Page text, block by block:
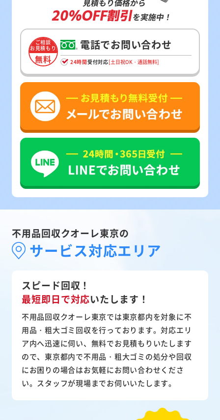
見積もり価格から
20%OFF割引を実施中！
ご相談
お見積もり
無料
電話でお問い合わせ
24時間受付対応[土日祝OK・通話無料]
不用品回収クオーレ東京の
サービス対応エリア
スピード回収！
最短即日で対応いたします！
不用品回収クオーレ東京では東京都内を対象に不
用品・粗大ゴミ回収を行っております。対応エリ
ア内へ迅速に伺い、無料でお見積もりいたします
ので、東京都内で不用品・粗大ゴミの処分や回収
にお困りの場合はお気軽にお問い合わせくださ
い。スタッフが現場までお伺いいたします。